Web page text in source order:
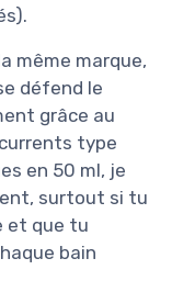
même marque,
défend le
grâce au
type
en 50 ml, je
surtout si tu
et que tu
bain